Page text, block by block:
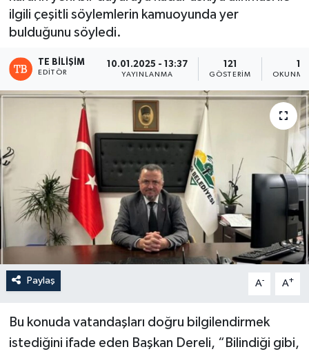
ilgili çeşitli söylemlerin kamuoyunda yer
bulduğunu söyledi.
TE BILIŞIM
EDITÖR
10.01.2025 - 13:37
YAYINLANMA
121
GÖSTERIM
1
Paylaş A- A+
Bu konuda vatandaşları doğru bilgilendirmek
istediğini ifade eden Başkan Dereli, “Bilindiği gibi,
Haber Arşivi